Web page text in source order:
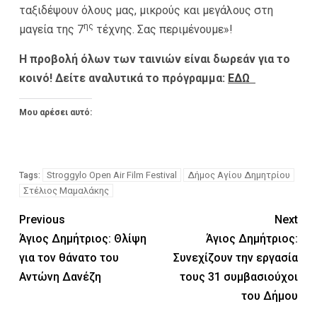
ταξιδέψουν όλους μας, μικρούς και μεγάλους στη
μαγεία της 7ης τέχνης. Σας περιμένουμε»!
Η προβολή όλων των ταινιών είναι δωρεάν για το
κοινό! Δείτε αναλυτικά το πρόγραμμα: ΕΔΩ
Μου αρέσει αυτό:
Tags: Stroggylo Open Air Film Festival
Δήμος Αγίου Δημητρίου
Στέλιος Μαμαλάκης
Previous
Άγιος Δημήτριος: Θλίψη
για τον θάνατο του
Αντώνη Δανέζη
Next
Άγιος Δημήτριος:
Συνεχίζουν την εργασία
τους 31 συμβασιούχοι
του Δήμου